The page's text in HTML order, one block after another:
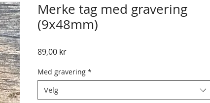
Merke tag med gravering
(9x48mm)
89,00 krPris
Med gravering *
Velg